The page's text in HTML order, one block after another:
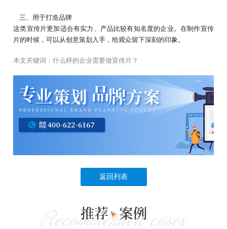
三、用于打造品牌
这类宣传片更加适合有实力、产品比较有知名度的企业。在制作宣传
片的时候，可以从创意策划入手，给观众留下深刻的印象。
本文关键词：什么样的企业需要做宣传片？
返回列表